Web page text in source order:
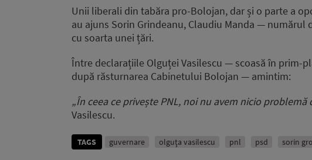
Unii liberali din tabăra pro-Bolojan, dar și o parte a
au ajuns Sorin Grindeanu, Claudiu Manda — numărul
cu soarta unei țări.
Între declarațiile Olguței Vasilescu — scoasă în prim-
după răsturnarea Cabinetului Bolojan — amintim:
„În ceea ce privește PNL, noi nu avem nicio problemă
Vasilescu.
TAGS guvernare olguţa vasilescu pnl psd sorin